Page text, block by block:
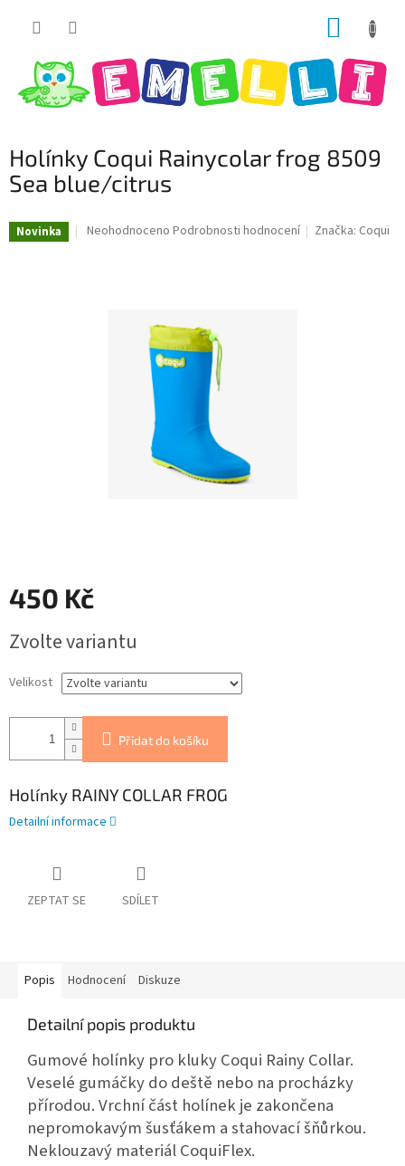
Holínky Coqui Rainycolar frog 8509
Sea blue/citrus
Novinka
Průměrné
Neohodnoceno Podrobnosti hodnocení Značka: Coqui
450 Kč
cena:
Zvolte variantu
Velikost
Přidat do košíku
Holínky RAINY COLLAR FROG
Detailní informace
ZEPTAT SE SDÍLET
Popis Hodnocení Diskuze
Detailní popis produktu
Gumové holínky pro kluky Coqui Rainy Collar.
Veselé gumáčky do deště nebo na procházky
přírodou. Vrchní část holínek je zakončena
nepromokavým šusťákem a stahovací šňůrkou.
Neklouzavý materiál CoquiFlex.